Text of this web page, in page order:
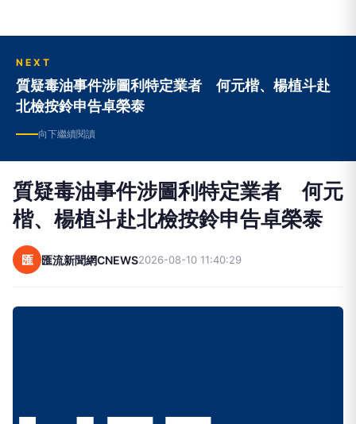
NEXT
質疑毒油事件涉圖利特定業者 何元楷、楊植斗赴
北檢按鈴申告卓榮泰
向下繼續閱讀
質疑毒油事件涉圖利特定業者 何元
楷、楊植斗赴北檢按鈴申告卓榮泰
匯 匯流新聞網CNEWS2026-08-10 11:40:29